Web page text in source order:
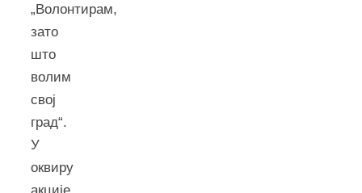
„Волонтирам,
зато
што
волим
свој
град“.
У
оквиру
акције,